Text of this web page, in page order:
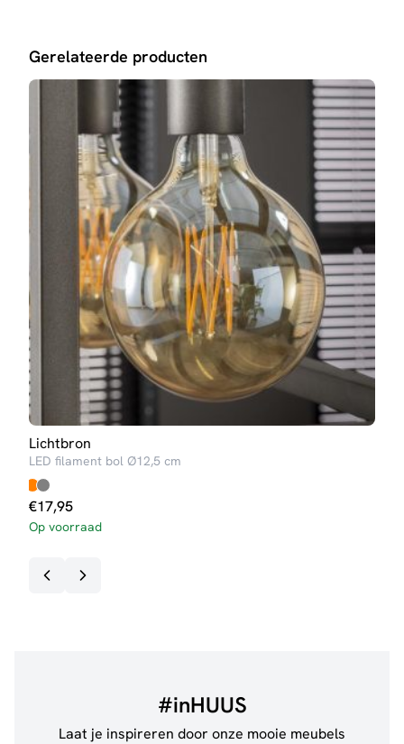
Gerelateerde producten
Lichtbron
LED filament bol Ø12,5 cm
€17,95
Op voorraad
#inHUUS
Laat je inspireren door onze mooie meubels